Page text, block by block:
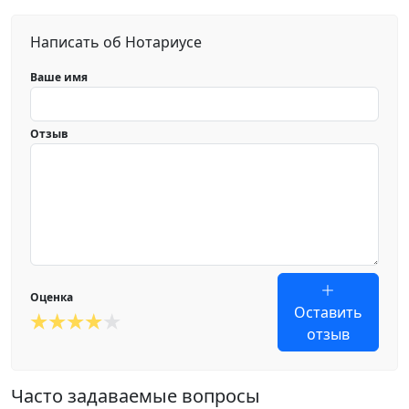
Написать об Нотариусе
Ваше имя
Отзыв
Оценка
Оставить
отзыв
Часто задаваемые вопросы